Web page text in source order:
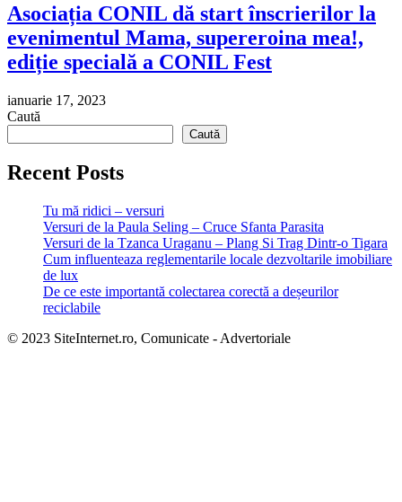
Asociația CONIL dă start înscrierilor la
evenimentul Mama, supereroina mea!,
ediție specială a CONIL Fest
ianuarie 17, 2023
Caută
Caută
Recent Posts
Tu mă ridici – versuri
Versuri de la Paula Seling – Cruce Sfanta Parasita
Versuri de la Tzanca Uraganu – Plang Si Trag Dintr-o Tigara
Cum influenteaza reglementarile locale dezvoltarile imobiliare
de lux
De ce este importantă colectarea corectă a deșeurilor
reciclabile
© 2023 SiteInternet.ro, Comunicate - Advertoriale